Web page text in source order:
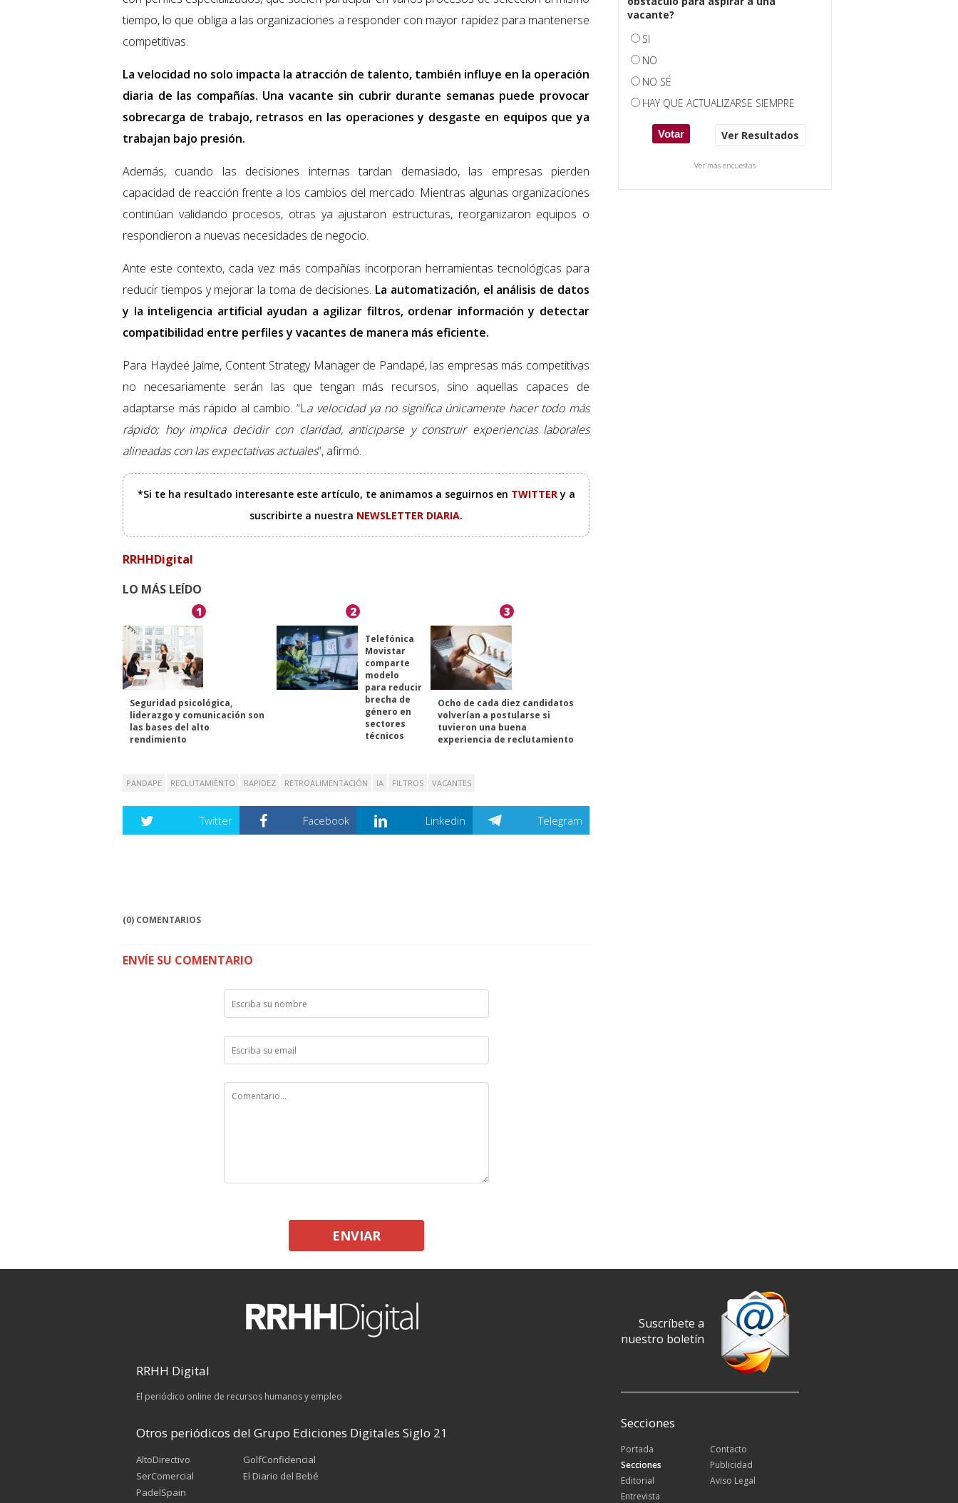
tiempo, lo que obliga a las organizaciones a responder con mayor rapidez para mantenerse
competitivas.
La velocidad no solo impacta la atracción de talento, también influye en la operación
diaria de las compañías. Una vacante sin cubrir durante semanas puede provocar
sobrecarga de trabajo, retrasos en las operaciones y desgaste en equipos que ya
trabajan bajo presión.
Además, cuando las decisiones internas tardan demasiado, las empresas pierden
capacidad de reacción frente a los cambios del mercado. Mientras algunas organizaciones
continúan validando procesos, otras ya ajustaron estructuras, reorganizaron equipos o
respondieron a nuevas necesidades de negocio.
Ante este contexto, cada vez más compañías incorporan herramientas tecnológicas para
reducir tiempos y mejorar la toma de decisiones. La automatización, el análisis de datos
y la inteligencia artificial ayudan a agilizar filtros, ordenar información y detectar
compatibilidad entre perfiles y vacantes de manera más eficiente.
Para Haydeé Jaime, Content Strategy Manager de Pandapé, las empresas más competitivas
no necesariamente serán las que tengan más recursos, sino aquellas capaces de
adaptarse más rápido al cambio. “La velocidad ya no significa únicamente hacer todo más
rápido; hoy implica decidir con claridad, anticiparse y construir experiencias laborales
alineadas con las expectativas actuales”, afirmó.
*Si te ha resultado interesante este artículo, te animamos a seguirnos en TWITTERy a
suscribirte a nuestra NEWSLETTER DIARIA.
RRHHDigital
LO MÁS LEÍDO
1
Seguridad psicológica,
liderazgo y comunicación son
las bases del alto
rendimiento
2
Telefónica
Movistar
comparte
modelo
para reducir
brecha de
género en
sectores
técnicos
3
Ocho de cada diez candidatos
volverían a postularse si
tuvieron una buena
experiencia de reclutamiento
PANDAPE RECLUTAMIENTO RAPIDEZ RETROALIMENTACIÓN IA FILTROS VACANTES
Twitter Facebook Linkedin Telegram
(0) COMENTARIOS
ENVÍE SU COMENTARIO
ENVIAR
vacante?
SI
NO
NO SÉ
HAY QUE ACTUALIZARSE SIEMPRE
Ver Resultados
Ver más encuestas
RRHH Digital
El periódico online de recursos humanos y empleo
Otros periódicos del Grupo Ediciones Digitales Siglo 21
AltoDirectivo
SerComercial
PadelSpain
GolfConfidencial
El Diario del Bebé
Suscríbete a
nuestro boletín
Secciones
Portada
Secciones
Editorial
Entrevista
Contacto
Publicidad
Aviso Legal